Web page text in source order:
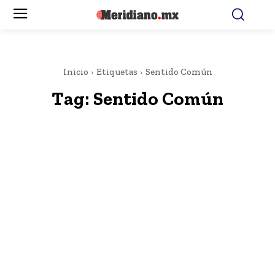
Inicio Etiquetas Sentido Común
Tag: Sentido Común